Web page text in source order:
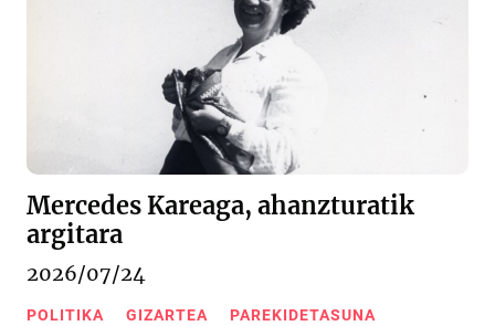
Mercedes Kareaga, ahanzturatik
argitara
2026/07/24
POLITIKA GIZARTEA PAREKIDETASUNA